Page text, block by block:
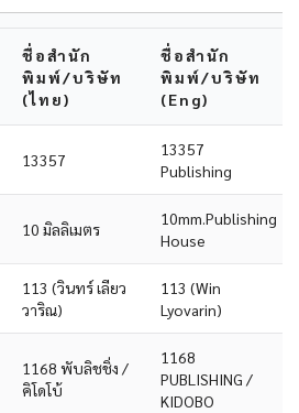
ชื่อสำนัก
พิมพ์/บริษัท
(ไทย)
ชื่อสำนัก
พิมพ์/บริษัท
(Eng)
13357
13357
Publishing
10 มิลลิเมตร
10mm.Publishing
House
113 (วินทร์ เลียว
วาริณ)
113 (Win
Lyovarin)
1168 พับลิชชิ่ง /
คิโดโบ้
1168
PUBLISHING /
KIDOBO